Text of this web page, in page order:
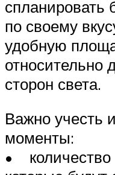
по своему
удобную
относительно
сторон света.
Важно учесть
моменты:
• количество